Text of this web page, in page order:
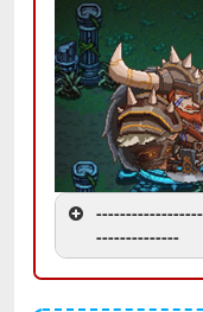
--------------